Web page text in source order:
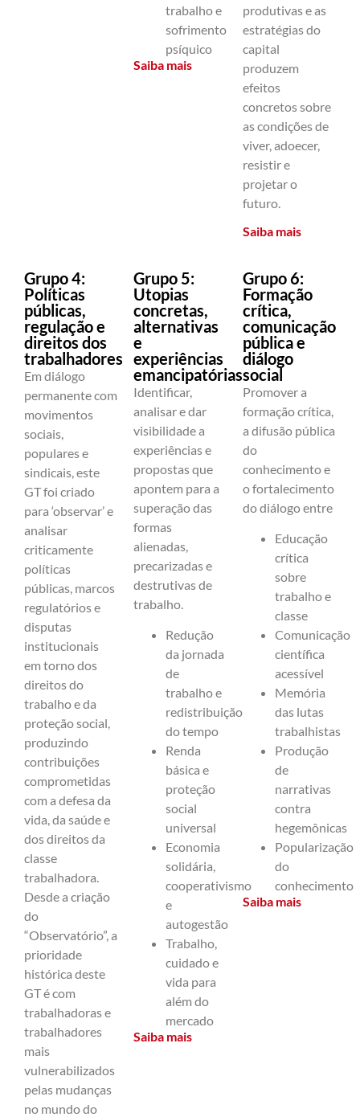
trabalho e
sofrimento
psíquico
Saiba mais
produtivas e as
estratégias do
capital
produzem
efeitos
concretos sobre
as condições de
viver, adoecer,
resistir e
projetar o
futuro.
Saiba mais
Grupo 4:
Políticas
públicas,
regulação e
direitos dos
trabalhadores
Em diálogo
permanente com
movimentos
sociais,
populares e
sindicais, este
GT foi criado
para ‘observar’ e
analisar
criticamente
políticas
públicas, marcos
regulatórios e
disputas
institucionais
em torno dos
direitos do
trabalho e da
proteção social,
produzindo
contribuições
comprometidas
com a defesa da
vida, da saúde e
dos direitos da
classe
trabalhadora.
Desde a criação
do
“Observatório”, a
prioridade
histórica deste
GT é com
trabalhadoras e
trabalhadores
mais
vulnerabilizados
pelas mudanças
no mundo do
Grupo 5:
Utopias
concretas,
alternativas
e
experiências
emancipatórias
Identificar,
analisar e dar
visibilidade a
experiências e
propostas que
apontem para a
superação das
formas
alienadas,
precarizadas e
destrutivas de
trabalho.
Redução
da jornada
de
trabalho e
redistribuição
do tempo
Renda
básica e
proteção
social
universal
Economia
solidária,
cooperativismo
e
autogestão
Trabalho,
cuidado e
vida para
além do
mercado
Saiba mais
Grupo 6:
Formação
crítica,
comunicação
pública e
diálogo
social
Promover a
formação crítica,
a difusão pública
do
conhecimento e
o fortalecimento
do diálogo entre
Educação
crítica
sobre
trabalho e
classe
Comunicação
científica
acessível
Memória
das lutas
trabalhistas
Produção
de
narrativas
contra
hegemônicas
Popularização
do
conhecimento
Saiba mais